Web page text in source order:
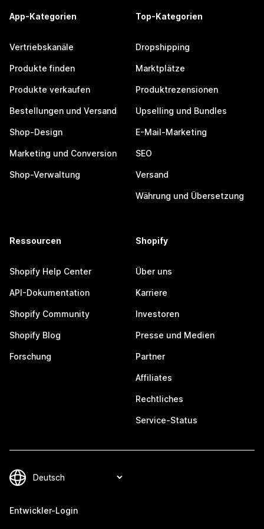
App-Kategorien
Vertriebskanäle
Produkte finden
Produkte verkaufen
Bestellungen und Versand
Shop-Design
Marketing und Conversion
Shop-Verwaltung
Top-Kategorien
Dropshipping
Marktplätze
Produktrezensionen
Upselling und Bundles
E-Mail-Marketing
SEO
Versand
Währung und Übersetzung
Ressourcen
Shopify Help Center
API-Dokumentation
Shopify Community
Shopify Blog
Forschung
Shopify
Über uns
Karriere
Investoren
Presse und Medien
Partner
Affiliates
Rechtliches
Service-Status
Entwickler-Login